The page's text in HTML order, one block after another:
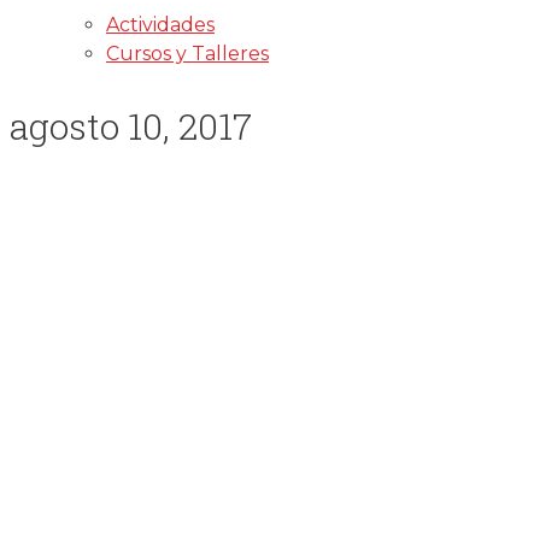
Actividades
Cursos y Talleres
agosto 10, 2017